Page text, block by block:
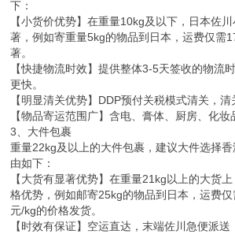
下：
【小货价优势】在重量10kg及以下，日本佐
著，例如寄重量5kg的物品到日本，运费仅需
著。
【快捷物流时效】提供整体3-5天签收的物流
更快。
【明显清关优势】DDP预付关税模式清关，清
【物品寄运范围广】含电、膏体、厨房、化妆
3、大件包裹
重量22kg及以上的大件包裹，建议大件选择
由如下：
【大货有显著优势】在重量21kg以上的大货
格优势，例如邮寄25kg的物品到日本，运费
元/kg的价格发货。
【时效有保证】空运直达，末端佐川急便派